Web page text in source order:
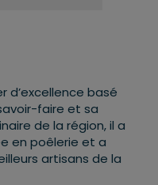
d’excellence basé
faire et sa
de la région, il a
en poêlerie et a
artisans de la